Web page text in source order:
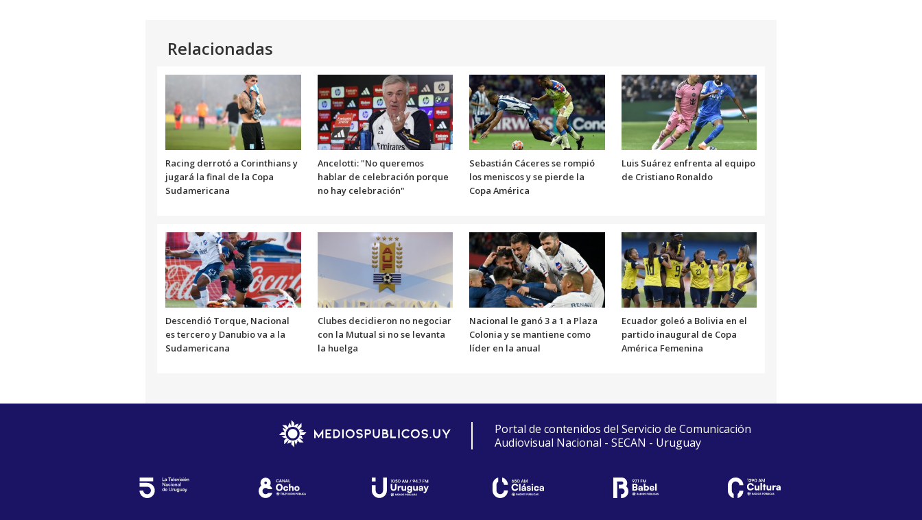
Relacionadas
Racing derrotó a Corinthians y
jugará la final de la Copa
Sudamericana
Ancelotti: "No queremos
hablar de celebración porque
no hay celebración"
Sebastián Cáceres se rompió
los meniscos y se pierde la
Copa América
Luis Suárez enfrenta al equipo
de Cristiano Ronaldo
Descendió Torque, Nacional
es tercero y Danubio va a la
Sudamericana
Clubes decidieron no negociar
con la Mutual si no se levanta
la huelga
Nacional le ganó 3 a 1 a Plaza
Colonia y se mantiene como
líder en la anual
Ecuador goleó a Bolivia en el
partido inaugural de Copa
América Femenina
Portal de contenidos del Servicio de Comunicación
Audiovisual Nacional - SECAN - Uruguay